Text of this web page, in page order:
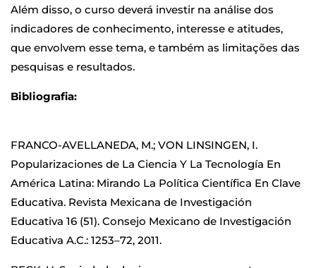
Além disso, o curso deverá investir na análise dos
indicadores de conhecimento, interesse e atitudes,
que envolvem esse tema, e também as limitações das
pesquisas e resultados.
Bibliografia:
FRANCO-AVELLANEDA, M.; VON LINSINGEN, I.
Popularizaciones de La Ciencia Y La Tecnología En
América Latina: Mirando La Política Científica En Clave
Educativa. Revista Mexicana de Investigación
Educativa 16 (51). Consejo Mexicano de Investigación
Educativa A.C.: 1253–72, 2011.